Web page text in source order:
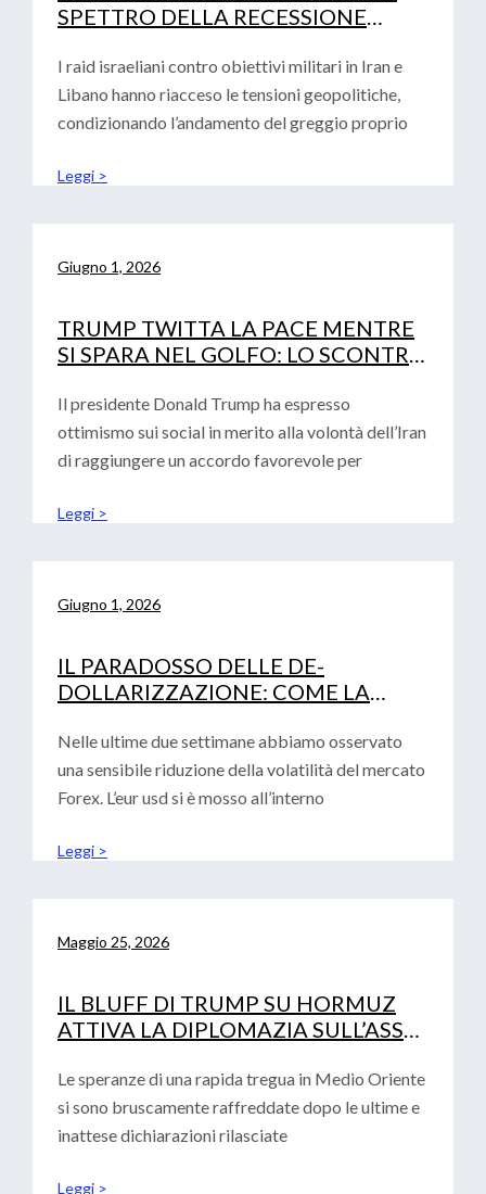
SPETTRO DELLA RECESSIONE
DI INTERESSE BCE
I raid israeliani contro obiettivi militari in Iran e
Libano hanno riacceso le tensioni geopolitiche,
condizionando l’andamento del greggio proprio
Leggi >
Giugno 1, 2026
TRUMP TWITTA LA PACE MENTRE
SI SPARA NEL GOLFO: LO SCONTRO
DI WARSH
Il presidente Donald Trump ha espresso
ottimismo sui social in merito alla volontà dell’Iran
di raggiungere un accordo favorevole per
Leggi >
Giugno 1, 2026
IL PARADOSSO DELLE DE-
DOLLARIZZAZIONE: COME LA
RAFFORZA IL BIGLIETTO VERDE
Nelle ultime due settimane abbiamo osservato
una sensibile riduzione della volatilità del mercato
Forex. L’eur usd si è mosso all’interno
Leggi >
Maggio 25, 2026
IL BLUFF DI TRUMP SU HORMUZ
ATTIVA LA DIPLOMAZIA SULL’ASSE
Le speranze di una rapida tregua in Medio Oriente
si sono bruscamente raffreddate dopo le ultime e
inattese dichiarazioni rilasciate
Leggi >